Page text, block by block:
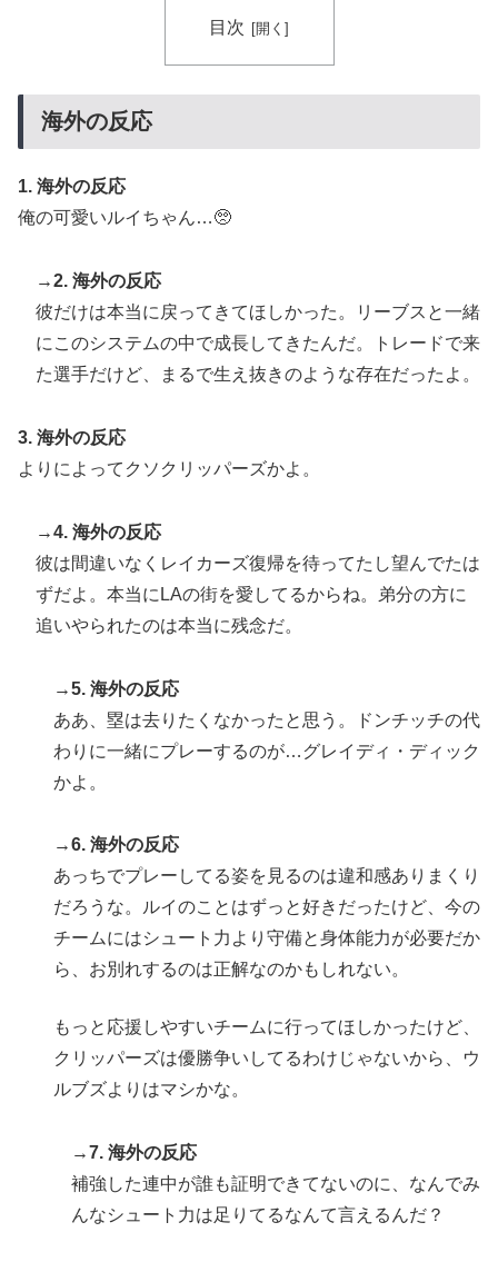
目次
海外の反応
1. 海外の反応
俺の可愛いルイちゃん…🥺
→2. 海外の反応
彼だけは本当に戻ってきてほしかった。リーブスと一緒
にこのシステムの中で成長してきたんだ。トレードで来
た選手だけど、まるで生え抜きのような存在だったよ。
3. 海外の反応
よりによってクソクリッパーズかよ。
→4. 海外の反応
彼は間違いなくレイカーズ復帰を待ってたし望んでたは
ずだよ。本当にLAの街を愛してるからね。弟分の方に
追いやられたのは本当に残念だ。
→5. 海外の反応
ああ、塁は去りたくなかったと思う。ドンチッチの代
わりに一緒にプレーするのが…グレイディ・ディック
かよ。
→6. 海外の反応
あっちでプレーしてる姿を見るのは違和感ありまくり
だろうな。ルイのことはずっと好きだったけど、今の
チームにはシュート力より守備と身体能力が必要だか
ら、お別れするのは正解なのかもしれない。
もっと応援しやすいチームに行ってほしかったけど、
クリッパーズは優勝争いしてるわけじゃないから、ウ
ルブズよりはマシかな。
→7. 海外の反応
補強した連中が誰も証明できてないのに、なんでみ
んなシュート力は足りてるなんて言えるんだ？